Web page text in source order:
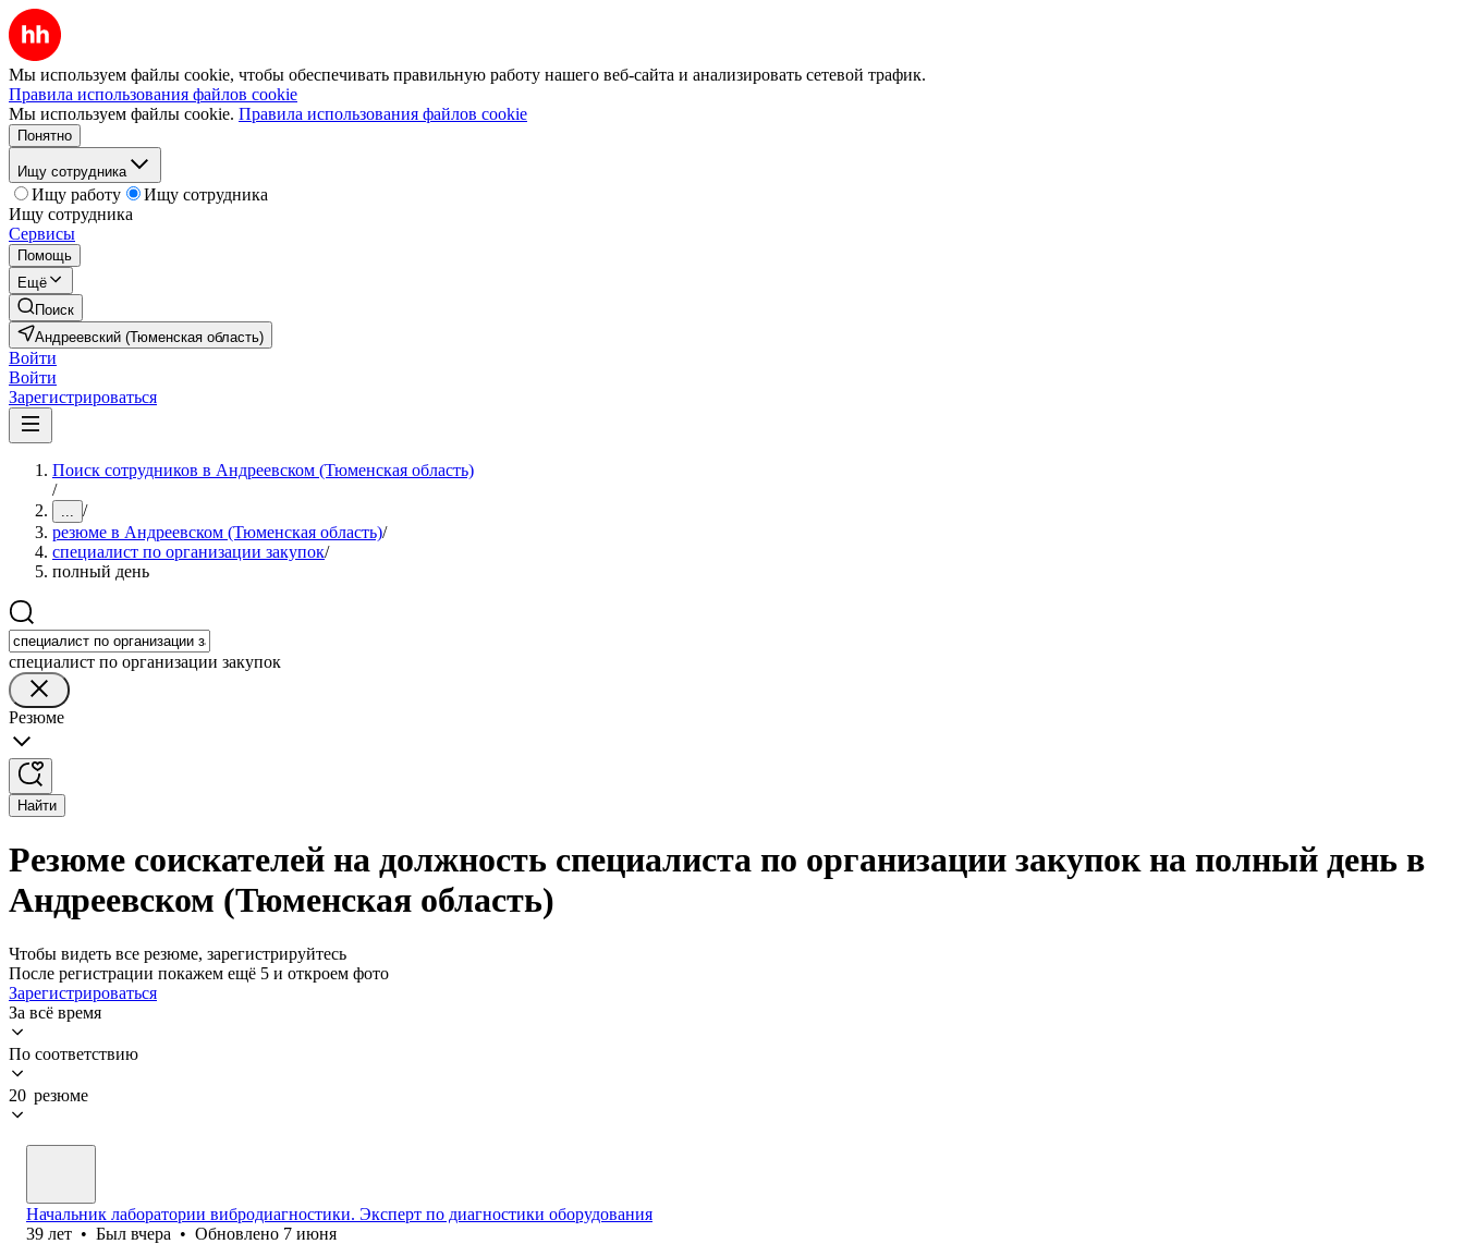
Мы используем файлы cookie, чтобы обеспечивать правильную работу нашего веб-сайта и анализировать сетевой трафик.
Правила использования файлов cookie
Мы используем файлы cookie. Правила использования файлов cookie
Понятно
Ищу сотрудника
Ищу работу
Ищу сотрудника
Ищу сотрудника
Сервисы
Помощь
Ещё
Поиск
Андреевский (Тюменская область)
Войти
Войти
Зарегистрироваться
Поиск сотрудников в Андреевском (Тюменская область)
/
... /
резюме в Андреевском (Тюменская область)/
специалист по организации закупок/
полный день
специалист по организации закупок
Резюме
Найти
Резюме соискателей на должность специалиста по организации закупок на полный день в
Андреевском (Тюменская область)
Чтобы видеть все резюме, зарегистрируйтесь
После регистрации покажем ещё 5 и откроем фото
Зарегистрироваться
За всё время
По соответствию
20 резюме
Начальник лаборатории вибродиагностики. Эксперт по диагностики оборудования
39 лет • Был вчера • Обновлено 7 июня